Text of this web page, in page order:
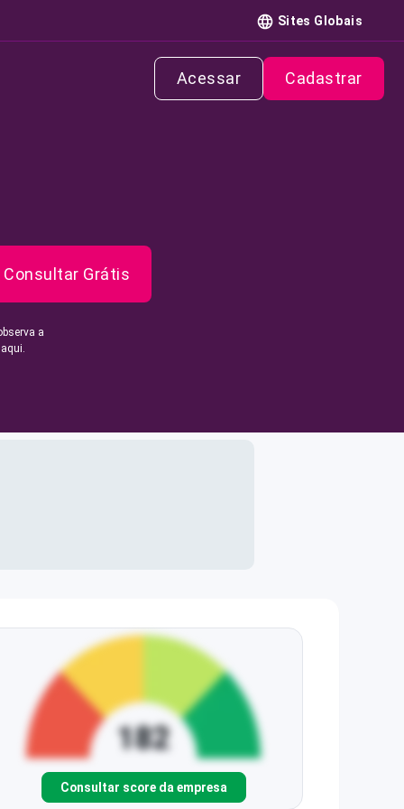
Sites Globais
Acessar Cadastrar
Consultar Grátis
a
Consultar score da empresa